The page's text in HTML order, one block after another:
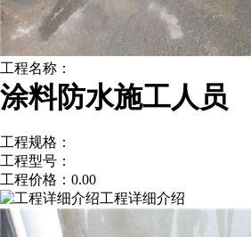
工程名称：
涂料防水施工人员
工程规格：
工程型号：
工程价格： 0.00
工程详细介绍